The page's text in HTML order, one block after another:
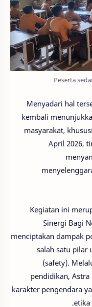
Peserta
Menyadari hal
kembali
masyarakat,
April 2026,
Kegiatan ini
Sinergi Bagi
menciptakan dampak
salah satu pilar
(safety).
pendidikan,
karakter pengendara
etika